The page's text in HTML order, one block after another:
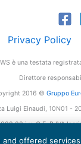
Privacy Policy
è una testata
Direttore
2016 © Gruppo
Luigi Einaudi, 10N01 -
i.v. C.F. P.IVA
offered